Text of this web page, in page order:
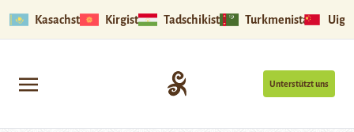
Kasachstan Kirgistan Tadschikistan Turkmenistan
Unterstützt uns